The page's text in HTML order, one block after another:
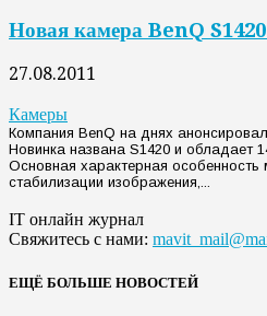
Новая камера BenQ S1420
27.08.2011
Камеры
Компания BenQ на днях
Новинка названа S1420 и обладает
Основная характерная особенность
стабилизации изображения,...
IT онлайн журнал
Свяжитесь с нами:
ЕЩЁ БОЛЬШЕ НОВОСТЕЙ